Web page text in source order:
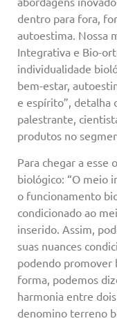
dentro para fora,
autoestima. Nossa
Integrativa e Bio-
individualidade
bem-estar,
e espírito”, detalha
palestrante,
produtos no
Para chegar a esse
biológico: “O meio
o funcionamento
condicionado ao
inserido. Assim,
suas nuances
podendo promover
forma, podemos
harmonia entre
denomino terreno